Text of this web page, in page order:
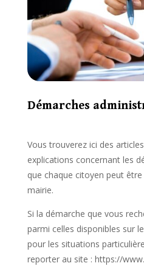
Démarches
Vous trouverez ici des
explications concernant les
que chaque citoyen peut
mairie.
Si la démarche que vous
parmi celles disponibles sur
pour les situations
reporter au site : https://